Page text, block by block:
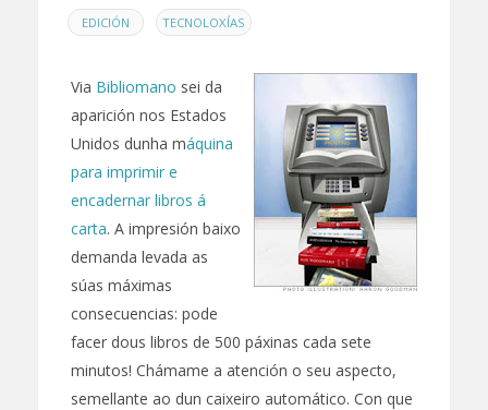
EN
EDICIÓN , TECNOLOXÍAS
Via Bibliomano sei da
aparición nos Estados
Unidos dunha máquina
para imprimir e
encadernar libros á
carta. A impresión baixo
demanda levada as
súas máximas
consecuencias: pode
facer dous libros de 500 páxinas cada sete
minutos! Chámame a atención o seu aspecto,
semellante ao dun caixeiro automático. Con que